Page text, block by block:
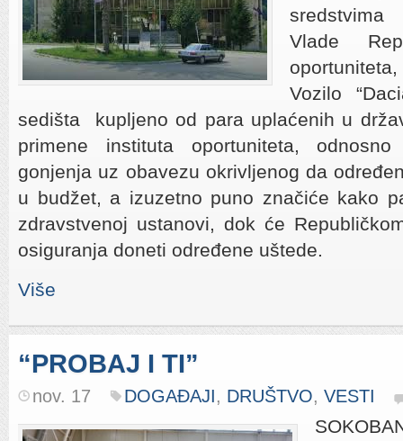
sredstvima
Vlade
Vozilo
sedišta kupljeno od para uplaćenih u
primene instituta oportuniteta,
gonjenja uz obavezu okrivljenog da
u budžet, a izuzetno puno značiće kako
zdravstvenoj ustanovi, dok će
osiguranja doneti određene uštede.
Više
“PROBAJ I TI”
nov. 17 DOGAĐAJI, DRUŠTVO, VESTI